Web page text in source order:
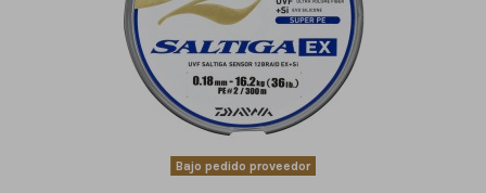
Bajo pedido proveedor